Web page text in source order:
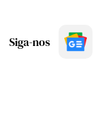
Siga-nos